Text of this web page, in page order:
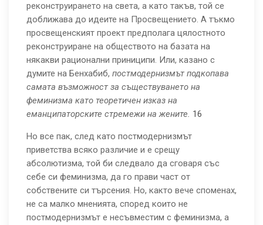
реконструирането на света, а като такъв, той се
доближава до идеите на Просвещението. А тъкмо
просвещенският проект предполага цялостното
реконструиране на обществото на базата на
някакви рационални приниципи. Или, казано с
думите на Бенхабиб, постмодернизмът подкопава
самата възможност за съществуването на
феминизма като теоретичен изказ на
еманципаторските стремежи на жените. 16
Но все пак, след като постмодернизмът
приветства всяко различие и е срещу
абсолютизма, той би следвало да сговаря със
себе си феминизма, да го прави част от
собствените си търсения. Но, както вече споменах,
не са малко мненията, според които не
постмодернизмът е несъвместим с феминизма, а